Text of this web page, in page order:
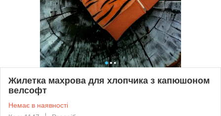
Жилетка махрова для хлопчика з капюшоном
велсофт
Немає в наявності